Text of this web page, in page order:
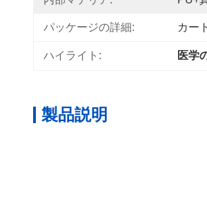
パッケージの詳細: カー
ハイライト: 医学
製品説明